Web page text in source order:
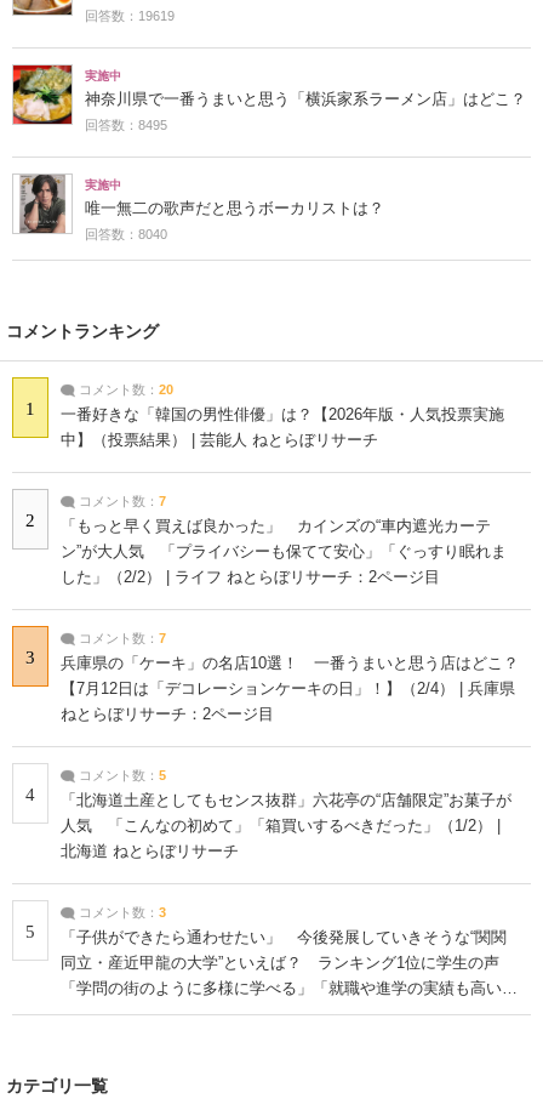
回答数：19619
実施中
神奈川県で一番うまいと思う「横浜家系ラーメン店」はどこ？
回答数：8495
実施中
唯一無二の歌声だと思うボーカリストは？
回答数：8040
コメントランキング
1
コメント数： 20
一番好きな「韓国の男性俳優」は？【2026年版・人気投票実施
中】（投票結果） | 芸能人 ねとらぼリサーチ
2
コメント数： 7
「もっと早く買えば良かった」 カインズの“車内遮光カーテ
ン”が大人気 「プライバシーも保てて安心」「ぐっすり眠れま
した」（2/2） | ライフ ねとらぼリサーチ：2ページ目
3
コメント数： 7
兵庫県の「ケーキ」の名店10選！ 一番うまいと思う店はどこ？
【7月12日は「デコレーションケーキの日」！】（2/4） | 兵庫県
ねとらぼリサーチ：2ページ目
4
コメント数： 5
「北海道土産としてもセンス抜群」六花亭の“店舗限定”お菓子が
人気 「こんなの初めて」「箱買いするべきだった」（1/2） |
北海道 ねとらぼリサーチ
5
コメント数： 3
「子供ができたら通わせたい」 今後発展していきそうな“関関
同立・産近甲龍の大学”といえば？ ランキング1位に学生の声
「学問の街のように多様に学べる」「就職や進学の実績も高い」
| 大学 ねとらぼリサーチ
カテゴリ一覧